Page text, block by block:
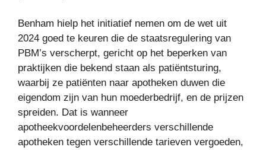
Benham hielp het initiatief nemen om de wet uit
2024 goed te keuren die de staatsregulering van
PBM’s verscherpt, gericht op het beperken van
praktijken die bekend staan ​​als patiëntsturing,
waarbij ze patiënten naar apotheken duwen die
eigendom zijn van hun moederbedrijf, en de prijzen
spreiden. Dat is wanneer
apotheekvoordelenbeheerders verschillende
apotheken tegen verschillende tarieven vergoeden,